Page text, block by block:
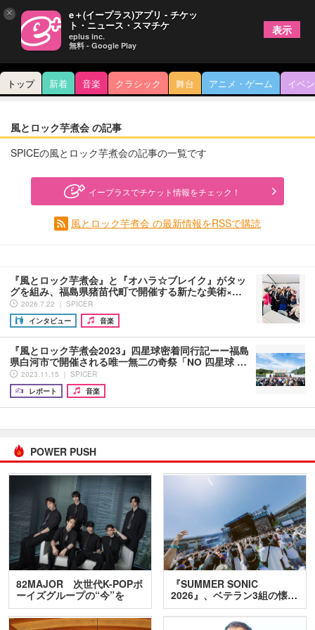
トップ 新着 音楽 クラシック 舞台 アニメ・ゲーム イベ
風とロック芋煮会 の記事
SPICEの風とロック芋煮会の記事の一覧です
イープラスでチケット情報をチェック！
風とロック芋煮会 の最新情報をRSSで購読
『風とロック芋煮会』と『オハラ☆ブレイク』がタッ
グを組み、福島県猪苗代町で開催する新たな美術×…
2026.7.22 ｜ SPICER
インタビュー
音楽
『風とロック芋煮会2023』四星球密着同行記ーー福島
県白河市で開催される唯一無二の奇祭「NO 四星球 …
2023.11.15 ｜ SPICER
レポート
音楽
POWER PUSH
82MAJOR 次世代K-POPボ
ーイズグループの“今”を
訊…
『SUMMER SONIC
2026』、ベテラン3組の懐…
× e＋(イープラス)アプリ - チケッ
ト・ニュース・スマチケ
eplus inc.
無料 - Google Play
表示